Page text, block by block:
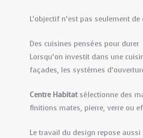
L’objectif n’est pas seulement
Des cuisines pensées pour durer
Lorsqu’on investit dans une
façades, les systèmes
Centre Habitatsélectionne des
finitions mates, pierre, verre ou
Le travail du design repose